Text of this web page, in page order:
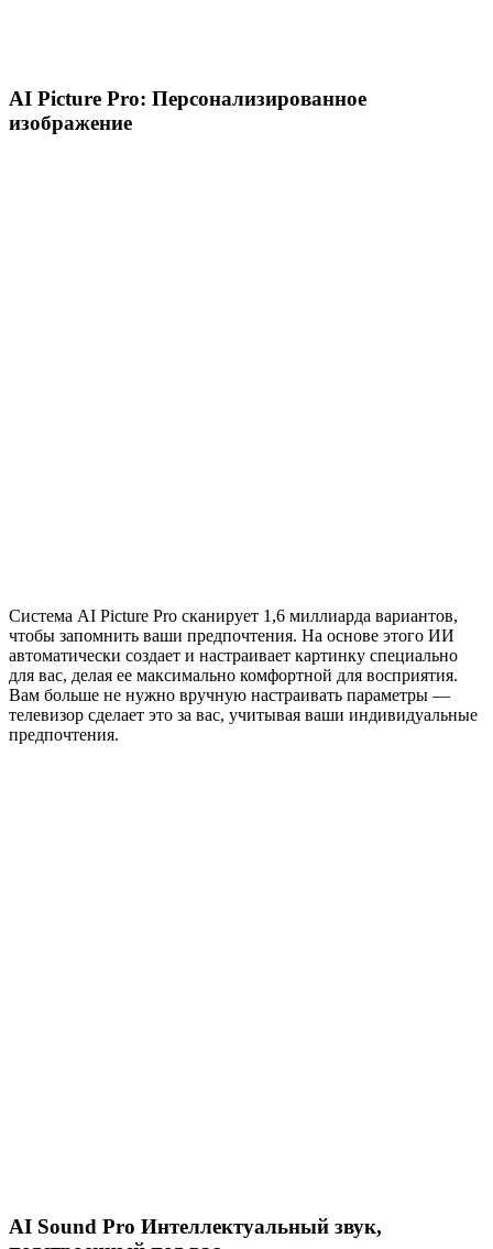
AI Picture Pro: Персонализированное
изображение
Система AI Picture Pro сканирует 1,6 миллиарда вариантов,
чтобы запомнить ваши предпочтения. На основе этого ИИ
автоматически создает и настраивает картинку специально
для вас, делая ее максимально комфортной для восприятия.
Вам больше не нужно вручную настраивать параметры —
телевизор сделает это за вас, учитывая ваши индивидуальные
предпочтения.
AI Sound Pro Интеллектуальный звук,